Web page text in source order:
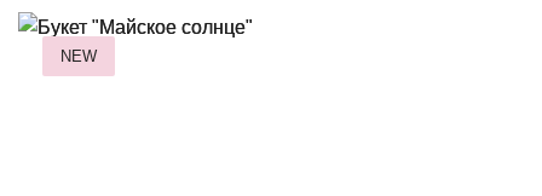
NEW